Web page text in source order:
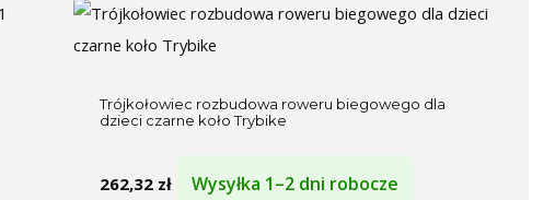
Trójkołowiec rozbudowa roweru biegowego dla
dzieci czarne koło Trybike
262,32 zł Wysyłka 1–2 dni robocze